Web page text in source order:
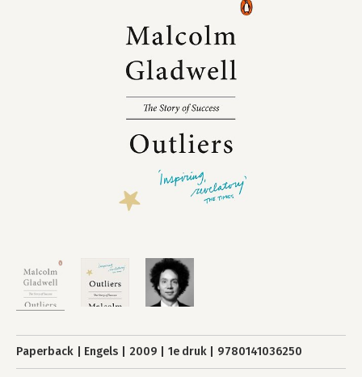
Paperback Engels 2009 1e druk 9780141036250